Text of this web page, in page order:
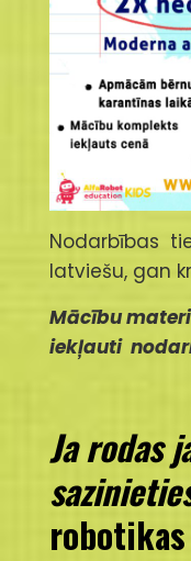
Nodarbības
latviešu, gan
Mācību
iekļauti
Ja rodas